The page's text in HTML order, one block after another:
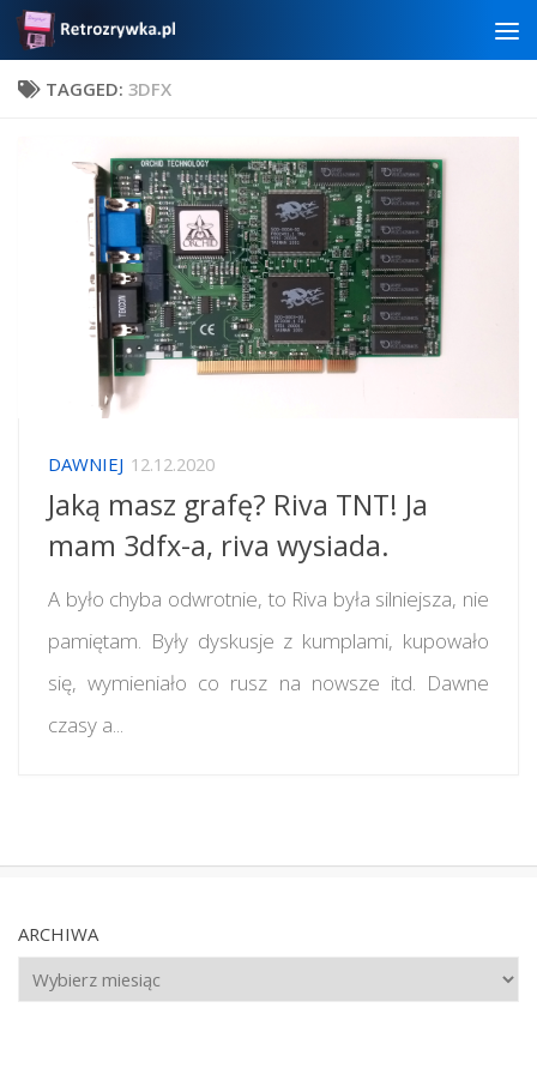
Skip to content
TAGGED: 3DFX
DAWNIEJ 12.12.2020
Jaką masz grafę? Riva TNT! Ja
mam 3dfx-a, riva wysiada.
A było chyba odwrotnie, to Riva była silniejsza, nie
pamiętam. Były dyskusje z kumplami, kupowało
się, wymieniało co rusz na nowsze itd. Dawne
czasy a...
ARCHIWA
Archiwa